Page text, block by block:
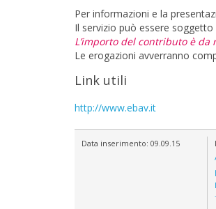
Per informazioni e la
Il servizio può essere soggetto
L’importo del contributo è
Le erogazioni avverranno
Link utili
http://www.ebav.it
Data inserimento: 09.09.15